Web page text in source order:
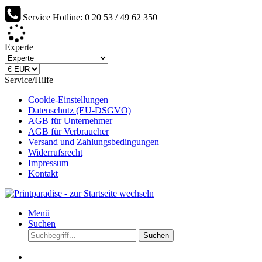
Service Hotline: 0 20 53 / 49 62 350
Experte
Service/Hilfe
Cookie-Einstellungen
Datenschutz (EU-DSGVO)
AGB für Unternehmer
AGB für Verbraucher
Versand und Zahlungsbedingungen
Widerrufsrecht
Impressum
Kontakt
Menü
Suchen
Suchen